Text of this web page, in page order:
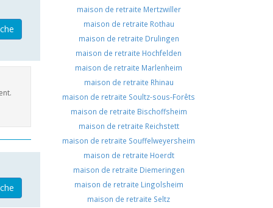
maison de retraite Mertzwiller
maison de retraite Rothau
maison de retraite Drulingen
maison de retraite Hochfelden
maison de retraite Marlenheim
maison de retraite Rhinau
maison de retraite Soultz-sous-Forêts
maison de retraite Bischoffsheim
maison de retraite Reichstett
maison de retraite Souffelweyersheim
maison de retraite Hoerdt
maison de retraite Diemeringen
maison de retraite Lingolsheim
maison de retraite Seltz